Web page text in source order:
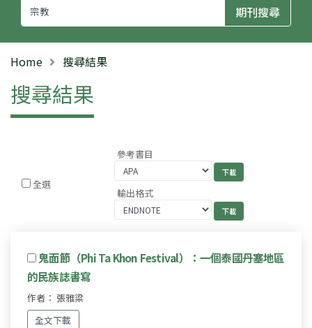
Home 搜尋結果
搜尋結果
全選
參考書目
輸出格式
鬼面節（Phi Ta Khon Festival）：一個泰國丹塞地區
的民族誌書寫
作者： 張雅粱
全文下載